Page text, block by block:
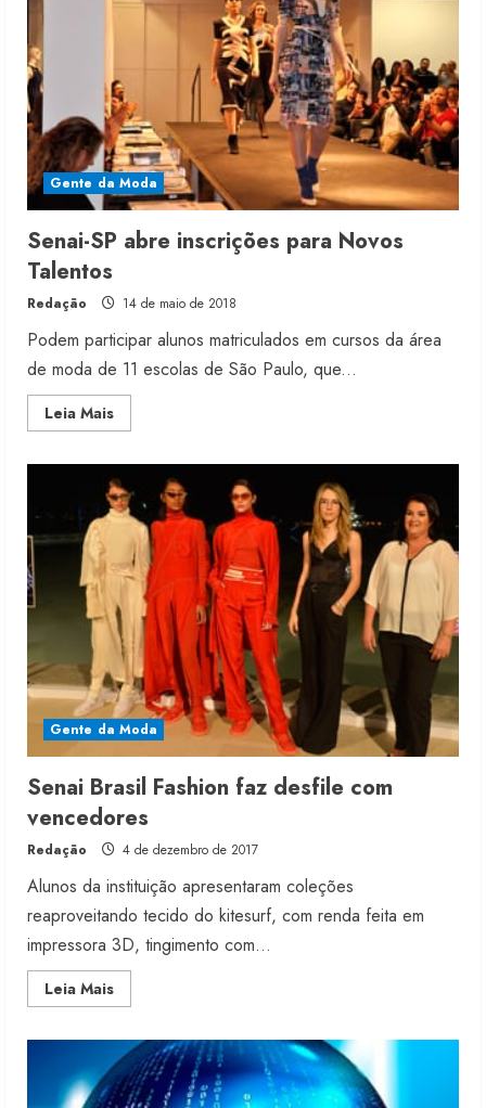
Gente da Moda
Senai-SP abre inscrições para Novos
Talentos
Redação 14 de maio de 2018
Podem participar alunos matriculados em cursos da área
de moda de 11 escolas de São Paulo, que...
Leia MaisRead
more
SP
abre
inscrições
para
Novos
Talentos
Gente da Moda
Senai Brasil Fashion faz desfile com
vencedores
Redação 4 de dezembro de 2017
Alunos da instituição apresentaram coleções
reaproveitando tecido do kitesurf, com renda feita em
impressora 3D, tingimento com...
Leia MaisRead
more
Brasil
Fashion
faz
desfile